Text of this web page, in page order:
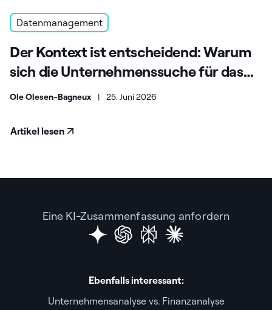
Datenmanagement
Der Kontext ist entscheidend: Warum
sich die Unternehmenssuche für das
KI-Zeitalter weiterentwickeln muss
Ole Olesen-Bagneux | 25. Juni 2026
Artikel lesen
Eine KI-Zusammenfassung anfordern
Ebenfalls interessant:
Unternehmensanalyse vs. Finanzanalyse